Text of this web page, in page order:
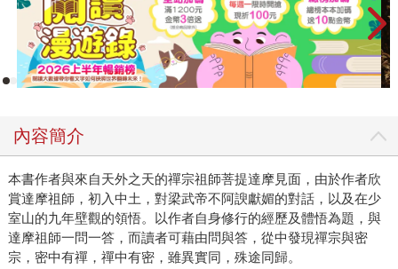
內容簡介
本書作者與來自天外之天的禪宗祖師菩提達摩見面，由於作者欣
賞達摩祖師，初入中土，對梁武帝不阿諛獻媚的對話，以及在少
室山的九年壁觀的領悟。以作者自身修行的經歷及體悟為題，與
達摩祖師一問一答，而讀者可藉由問與答，從中發現禪宗與密
宗，密中有禪，禪中有密，雖異實同，殊途同歸。